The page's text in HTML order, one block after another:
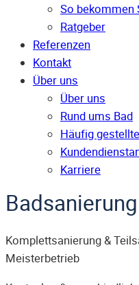
So bekommen
Ratgeber
Referenzen
Kontakt
Über uns
Über uns
Rund ums Bad
Häufig
Karriere
Komplettsanierung &
Meisterbetrieb